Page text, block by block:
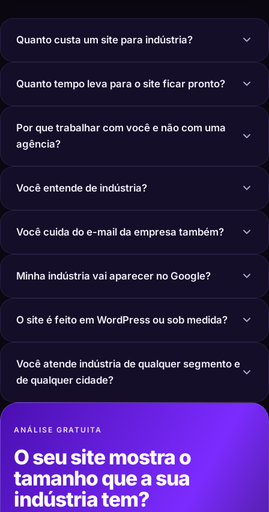
Quanto custa um site para indústria?
Quanto tempo leva para o site ficar pronto?
Por que trabalhar com você e não com uma
agência?
Você entende de indústria?
Você cuida do e-mail da empresa também?
Minha indústria vai aparecer no Google?
O site é feito em WordPress ou sob medida?
Você atende indústria de qualquer segmento e
de qualquer cidade?
ANÁLISE GRATUITA
O seu site mostra o
tamanho que a sua
indústria tem?